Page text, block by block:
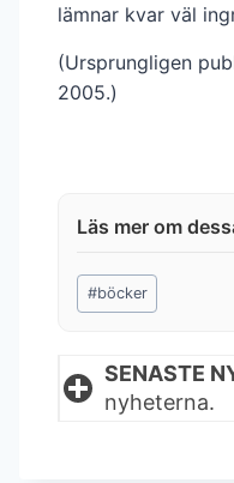
lämnar kvar väl
(Ursprungligen
2005.)
Post
Tags:
#böcker
SENASTE
nyheterna.